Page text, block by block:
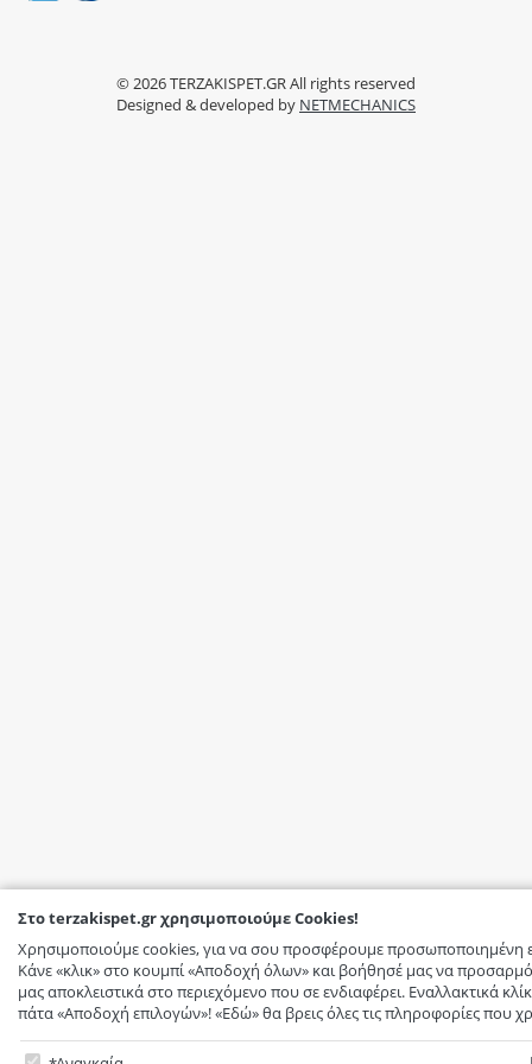
© 2026TERZAKISPET.GRAll rights reserved
Designed & developed by NETMECHANICS
Στο terzakispet.gr χρησιμοποιούμε Cookies!
Χρησιμοποιούμε cookies, για να σου προσφέρουμε προσωποποιημένη
Κάνε «κλικ» στο κουμπί «Αποδοχή όλων» και βοήθησέ μας να
μας αποκλειστικά στο περιεχόμενο που σε ενδιαφέρει. Εναλλακτικά
πάτα «Αποδοχή επιλογών»! «Εδώ» θα βρεις όλες τις πληροφορίες που
Στο terzakispet.gr χρησιμοποιούμε Cookies!